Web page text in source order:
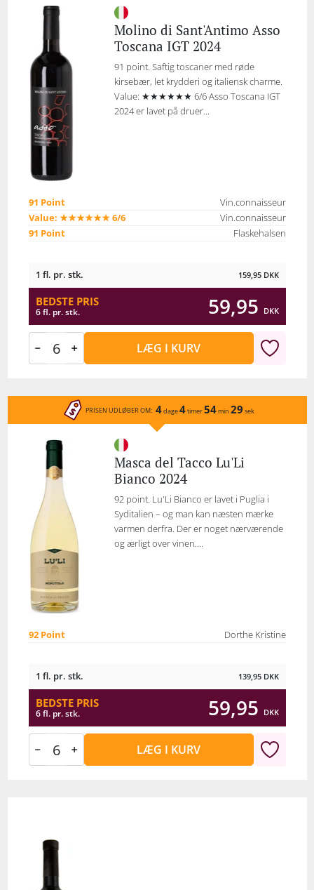
Molino di Sant'Antimo Asso
Toscana IGT 2024
91 point. Saftig toscaner med røde
kirsebær, let krydderi og italiensk charme.
Value: ★★★★★★ 6/6 Asso Toscana IGT
2024 er lavet på druer...
91 Point
Vin.connaisseur
Value: ★★★★★★ 6/6
Vin.connaisseur
91 Point
Flaskehalsen
1 fl. pr. stk. 159,95 DKK
BEDSTE PRIS
6 fl. pr. stk. 59,95 DKK
LÆG I KURV
PRISEN UDLØBER OM: 4dage4timer54min 29 sek
Masca del Tacco Lu'Li
Bianco 2024
92 point. Lu'Li Bianco er lavet i Puglia i
Syditalien – og man kan næsten mærke
varmen derfra. Der er noget nærværende
og ærligt over vinen....
92 Point Dorthe Kristine
1 fl. pr. stk. 139,95 DKK
BEDSTE PRIS
6 fl. pr. stk. 59,95 DKK
LÆG I KURV